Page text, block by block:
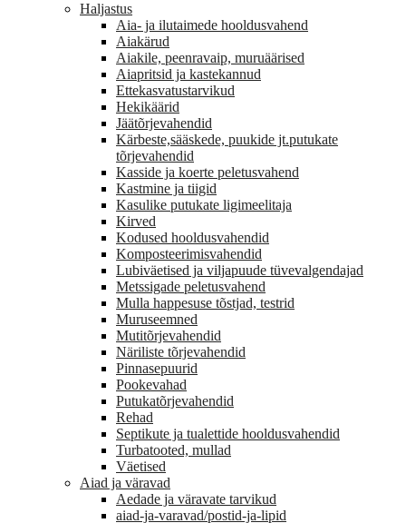
Haljastus
Aia- ja ilutaimede hooldusvahend
Aiakärud
Aiakile, peenravaip, muruäärised
Aiapritsid ja kastekannud
Ettekasvatustarvikud
Hekikäärid
Jäätõrjevahendid
Kärbeste,sääskede, puukide jt.putukate
tõrjevahendid
Kasside ja koerte peletusvahend
Kastmine ja tiigid
Kasulike putukate ligimeelitaja
Kirved
Kodused hooldusvahendid
Komposteerimisvahendid
Lubiväetised ja viljapuude tüvevalgendajad
Metssigade peletusvahend
Mulla happesuse tõstjad, testrid
Muruseemned
Mutitõrjevahendid
Näriliste tõrjevahendid
Pinnasepuurid
Pookevahad
Putukatõrjevahendid
Rehad
Septikute ja tualettide hooldusvahendid
Turbatooted, mullad
Väetised
Aiad ja väravad
Aedade ja väravate tarvikud
aiad-ja-varavad/postid-ja-lipid